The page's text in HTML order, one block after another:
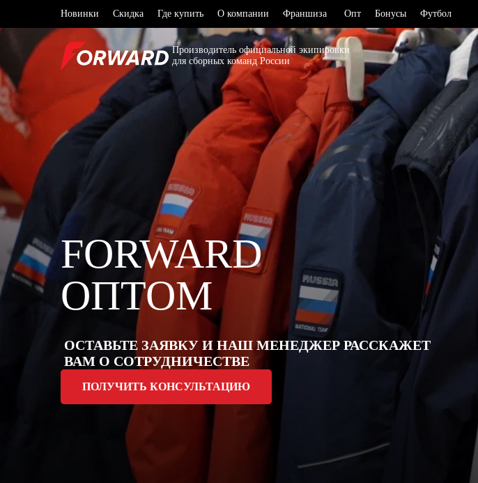
Новинки Скидка Где купить О компании Франшиза Опт Бонусы Футбол
Производитель официальной экипировки
для сборных команд России
Выберите ваш регион
В списке нет моего региона
Архангельская область (1)
Волгоградская область (1)
Воронежская область (1)
Дагестан (2)
Иркутская область (2)
Кемеровская область (2)
Краснодарский край (5)
Красноярский край (5)
Курская область (1)
Москва и МО (14)
FORWARD
ОПТОМ
ОСТАВЬТЕ ЗАЯВКУ И НАШ МЕНЕДЖЕР РАССКАЖЕТ
ВАМ О СОТРУДНИЧЕСТВЕ
ПОЛУЧИТЬ КОНСУЛЬТАЦИЮ